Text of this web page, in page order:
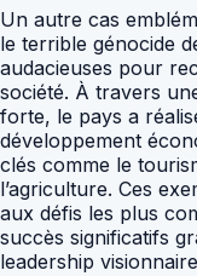
Un autre cas
le terrible génocide
audacieuses pour
société. À travers
forte, le pays a
développement
clés comme le
l’agriculture. Ces
aux défis les plus
succès significatifs
leadership